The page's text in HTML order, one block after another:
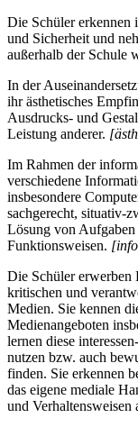
Die Schüler erkennen
und Sicherheit und
außerhalb der Schule
In der
ihr ästhetisches
Ausdrucks- und
Leistung anderer.
Im Rahmen der
verschiedene
insbesondere
sachgerecht, situativ-
Lösung von
Funktionsweisen.
Die Schüler erwerben
kritischen und
Medien. Sie kennen
Medienangeboten
lernen diese
nutzen bzw. auch
finden. Sie erkennen
das eigene mediale
und Verhaltensweisen